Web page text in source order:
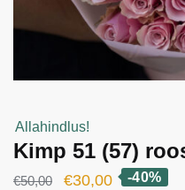
Allahindlus!
Kimp 51 (57)
€50,00
Algne
€30,00Current
-40%